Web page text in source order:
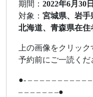
期間： 2022年6月30
対象： 宮城県、岩手
北海道、青森県在住
上の画像をクリッ
予約前にご一読くだ
●- – – – – – – – – – –
– – – – – – –●